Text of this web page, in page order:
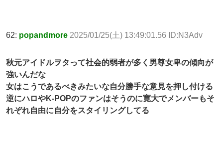
62: popandmore 2025/01/25(土) 13:49:01.56 ID:N3Adv
秋元アイドルヲタって社会的弱者が多く男尊女卑の傾向が
強いんだな
女はこうであるべきみたいな自分勝手な意見を押し付ける
逆にハロやK-POPのファンはそうのに寛大でメンバーもそ
れぞれ自由に自分をスタイリングしてる